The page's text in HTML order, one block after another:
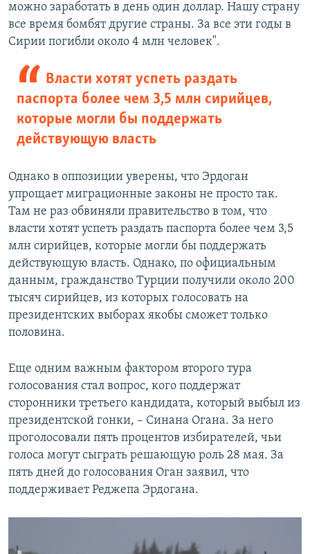
можно заработать в день один доллар. Нашу страну
все время бомбят другие страны. За все эти годы в
Сирии погибли около 4 млн человек".
Власти хотят успеть раздать
паспорта более чем 3,5 млн сирийцев,
которые могли бы поддержать
действующую власть
Однако в оппозиции уверены, что Эрдоган
упрощает миграционные законы не просто так.
Там не раз обвиняли правительство в том, что
власти хотят успеть раздать паспорта более чем 3,5
млн сирийцев, которые могли бы поддержать
действующую власть. Однако, по официальным
данным, гражданство Турции получили около 200
тысяч сирийцев, из которых голосовать на
президентских выборах якобы сможет только
половина.
Еще одним важным фактором второго тура
голосования стал вопрос, кого поддержат
сторонники третьего кандидата, который выбыл из
президентской гонки, – Синана Огана. За него
проголосовали пять процентов избирателей, чьи
голоса могут сыграть решающую роль 28 мая. За
пять дней до голосования Оган заявил, что
поддерживает Реджепа Эрдогана.